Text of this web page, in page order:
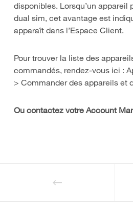
disponibles. Lorsqu’un appareil
dual sim, cet avantage est
apparaît dans l’Espace Client.
Pour trouver la liste des
commandés, rendez-vous ici :
> Commander des appareils et
Ou contactez votre Account